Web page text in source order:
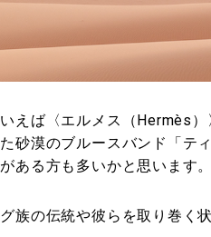
えば〈エルメス（Hermès
砂漠のブルースバンド「テ
ある方も多いかと思います。
族の伝統や彼らを取り巻く